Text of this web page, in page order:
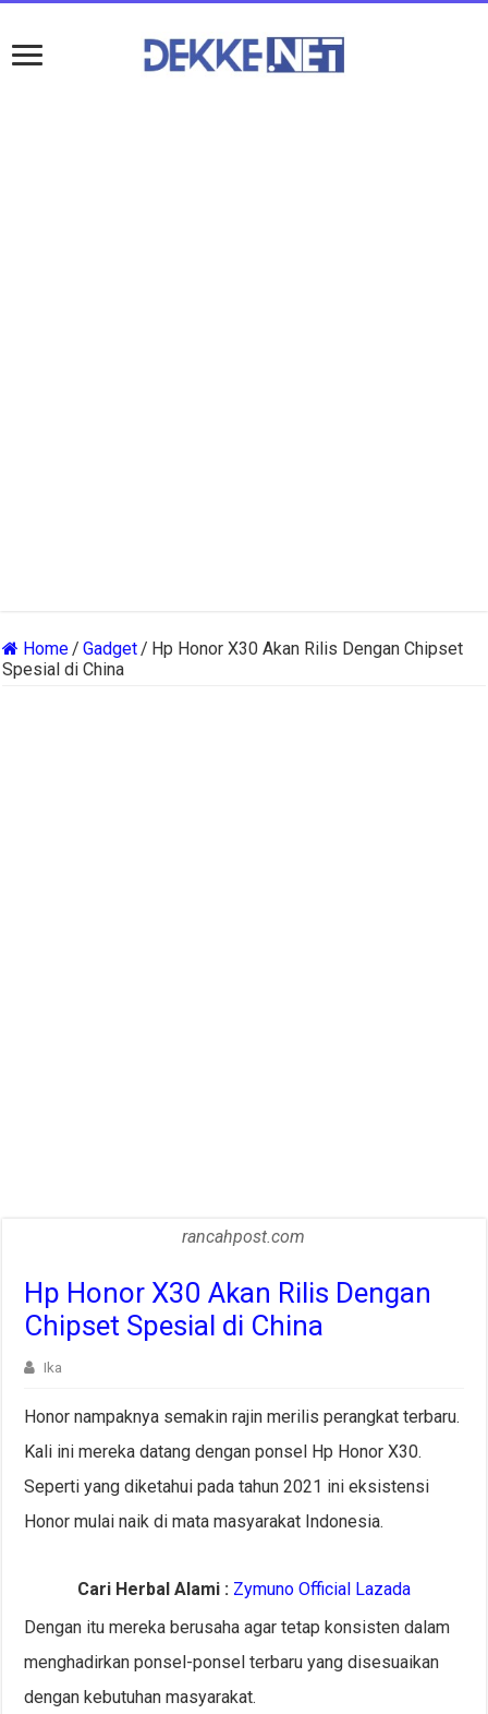
Home/ Gadget/ Hp Honor X30 Akan Rilis Dengan Chipset
Spesial di China
rancahpost.com
Hp Honor X30 Akan Rilis Dengan
Chipset Spesial di China
Ika
Honor nampaknya semakin rajin merilis perangkat terbaru.
Kali ini mereka datang dengan ponsel Hp Honor X30.
Seperti yang diketahui pada tahun 2021 ini eksistensi
Honor mulai naik di mata masyarakat Indonesia.
Cari Herbal Alami : Zymuno Official Lazada
Dengan itu mereka berusaha agar tetap konsisten dalam
menghadirkan ponsel-ponsel terbaru yang disesuaikan
dengan kebutuhan masyarakat.